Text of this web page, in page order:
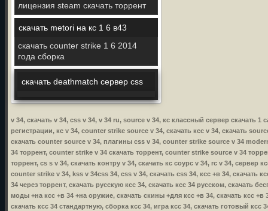
лицензия steam скачать торрент
скачать metori на кс 1 6 в43
скачать counter strike 1 6 2014
года сборка
скачать deathmatch сервер css
v 34, скачать v 34, css v 34, v 34 ru, source v 34, кс классный сервер скачать
регистрации, кс v 34, counter strike source v 34, скачать ксс v 34, скачать
скачать counter source v 34, плагины css v 34, counter strike source v 34
34 торрент, counter strike v 34 скачать торрент, counter strike source v 34
торрент, cs s v 34, скачать контру v 34, скачать кс соурс v 34, rc v 34, сервер
counter strike v 34, kss v 34css 34, css v 34, скачать css 34, ксс +в 34, скачать
34 через торрент, скачать русскую ксс 34, скачать ксс 34 русском, скачать
моды +на ксс +в 34 +на оружие, скачать скины +для ксс +в 34, скачать ксс +в
скачать ксс 34 стандартную, сборка ксс 34, игра ксс 34, скачать готовый ксс